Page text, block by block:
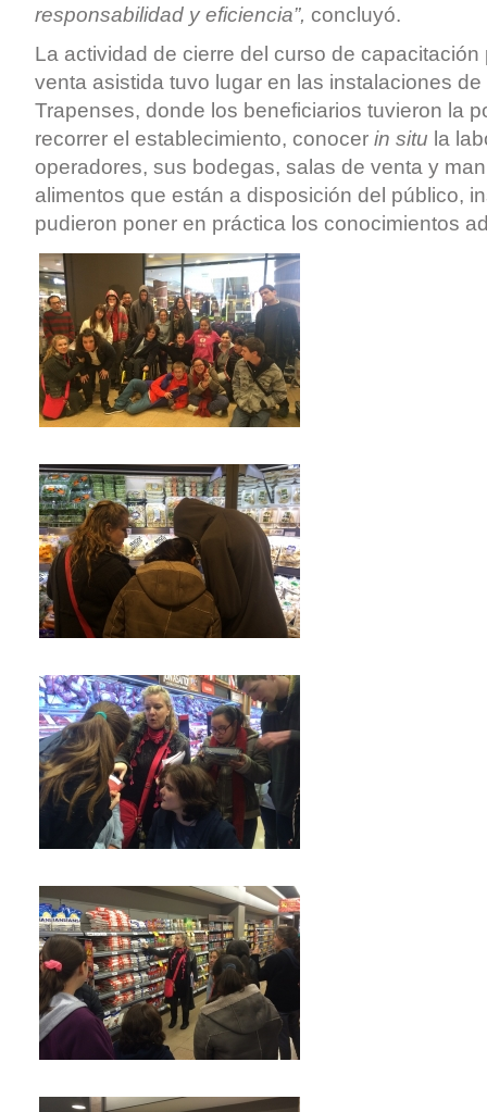
responsabilidad y eficiencia”, concluyó.
La actividad de cierre del curso de
venta asistida tuvo lugar en las instalaciones
Trapenses, donde los beneficiarios tuvieron la
recorrer el establecimiento, conocer in situ la
operadores, sus bodegas, salas de venta y
alimentos que están a disposición del público,
pudieron poner en práctica los conocimientos